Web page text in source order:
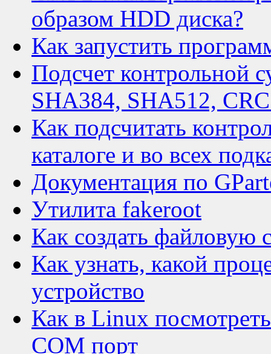
образом HDD диска?
Как запустить
Подсчет контрольной
SHA384, SHA512,
Как подсчитать
каталоге и во всех
Документация по
Утилита fakeroot
Как создать файловую
Как узнать, какой
устройство
Как в Linux
COM порт